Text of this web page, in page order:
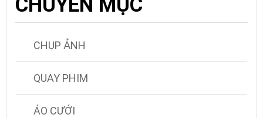
CHUYÊN MỤC
CHỤP ẢNH
QUAY PHIM
ÁO CƯỚI